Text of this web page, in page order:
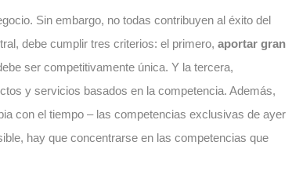
Sin embargo, no todas contribuyen al éxito del
debe cumplir tres criterios: el primero, aportar gran
ser competitivamente única. Y la tercera,
y servicios basados en la competencia. Además,
con el tiempo – las competencias exclusivas de ayer
hay que concentrarse en las competencias que